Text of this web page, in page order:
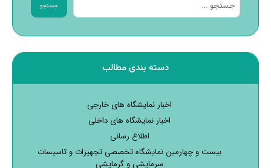
جستجو
دسته بندی مطالب
اخبار نمایشگاه های خارجی
اخبار نمایشگاه های داخلی
اطلاع رسانی
بیست و چهارمین نمایشگاه تخصصی تجهیزات و تاسیسات
سرمایشی و گرمایشی